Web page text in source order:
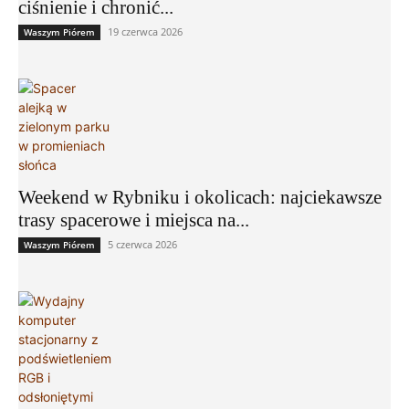
ciśnienie i chronić...
Waszym Piórem 19 czerwca 2026
Weekend w Rybniku i okolicach: najciekawsze
trasy spacerowe i miejsca na...
Waszym Piórem 5 czerwca 2026